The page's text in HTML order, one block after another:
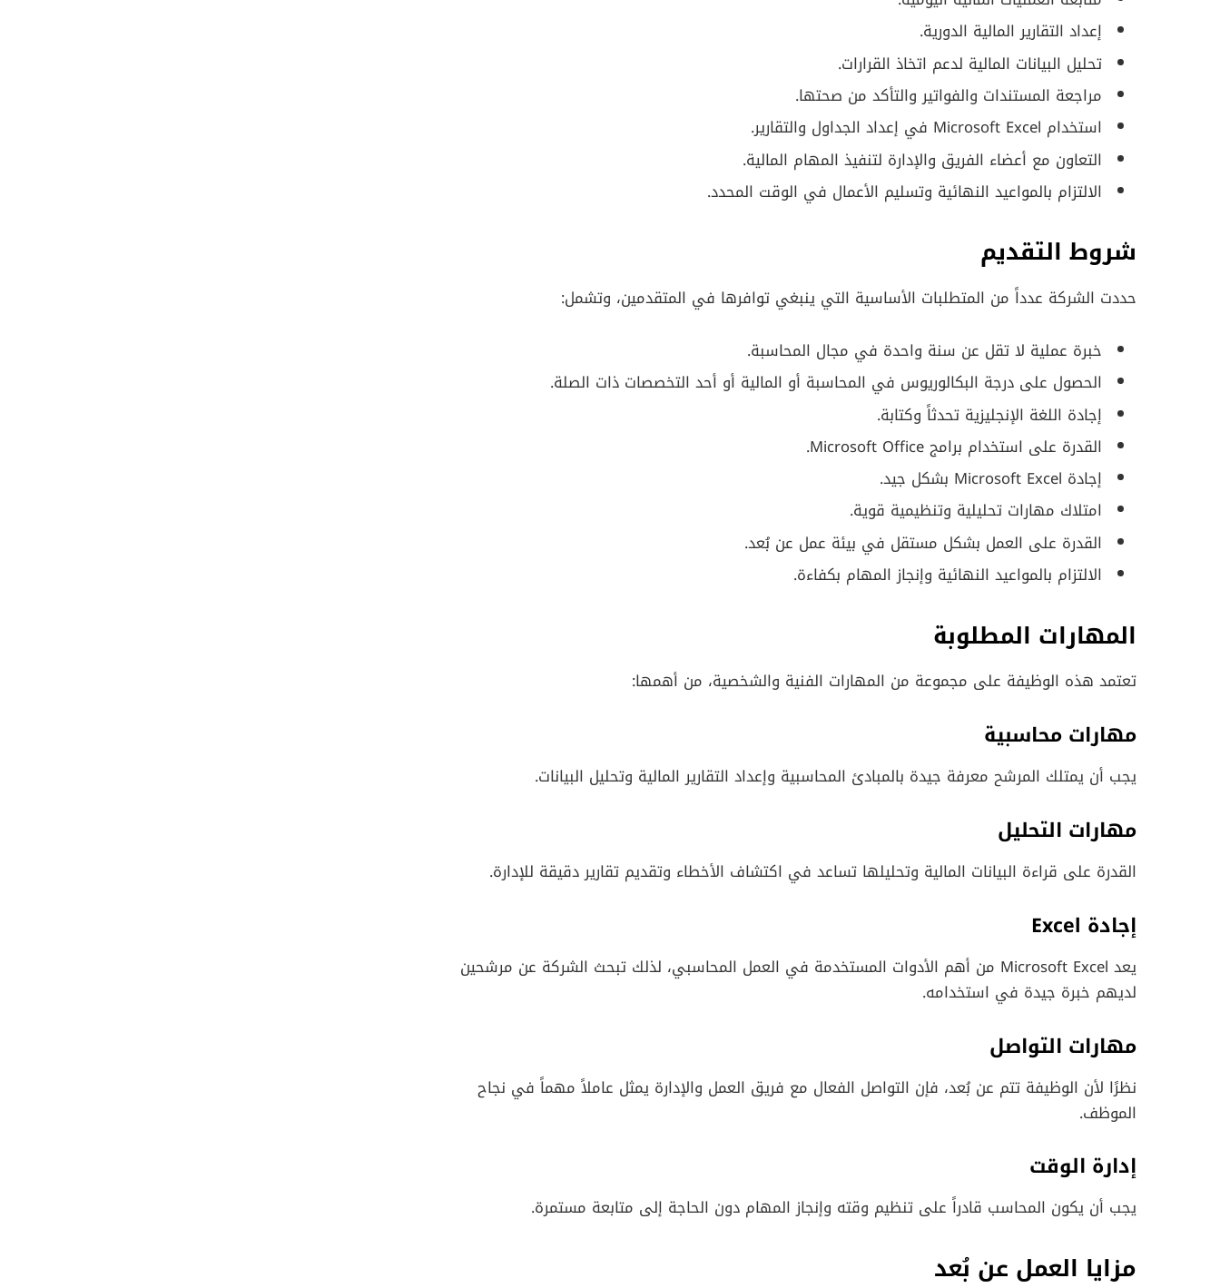
إعداد التقارير المالية الدورية.
تحليل البيانات المالية لدعم اتخاذ القرارات.
مراجعة المستندات والفواتير والتأكد من صحتها.
استخدام Microsoft Excel في إعداد الجداول والتقارير.
التعاون مع أعضاء الفريق والإدارة لتنفيذ المهام المالية.
الالتزام بالمواعيد النهائية وتسليم الأعمال في الوقت المحدد.
شروط التقديم
حددت الشركة عدداً من المتطلبات الأساسية التي ينبغي توافرها في المتقدمين، وتشمل:
خبرة عملية لا تقل عن سنة واحدة في مجال المحاسبة.
الحصول على درجة البكالوريوس في المحاسبة أو المالية أو أحد التخصصات ذات الصلة.
إجادة اللغة الإنجليزية تحدثاً وكتابة.
القدرة على استخدام برامج Microsoft Office.
إجادة Microsoft Excel بشكل جيد.
امتلاك مهارات تحليلية وتنظيمية قوية.
القدرة على العمل بشكل مستقل في بيئة عمل عن بُعد.
الالتزام بالمواعيد النهائية وإنجاز المهام بكفاءة.
المهارات المطلوبة
تعتمد هذه الوظيفة على مجموعة من المهارات الفنية والشخصية، من أهمها:
مهارات محاسبية
يجب أن يمتلك المرشح معرفة جيدة بالمبادئ المحاسبية وإعداد التقارير المالية وتحليل البيانات.
مهارات التحليل
القدرة على قراءة البيانات المالية وتحليلها تساعد في اكتشاف الأخطاء وتقديم تقارير دقيقة للإدارة.
إجادة Excel
يعد Microsoft Excel من أهم الأدوات المستخدمة في العمل المحاسبي، لذلك تبحث الشركة عن مرشحين
لديهم خبرة جيدة في استخدامه.
مهارات التواصل
نظرًا لأن الوظيفة تتم عن بُعد، فإن التواصل الفعال مع فريق العمل والإدارة يمثل عاملاً مهماً في نجاح
الموظف.
إدارة الوقت
يجب أن يكون المحاسب قادراً على تنظيم وقته وإنجاز المهام دون الحاجة إلى متابعة مستمرة.
مزايا العمل عن بُعد